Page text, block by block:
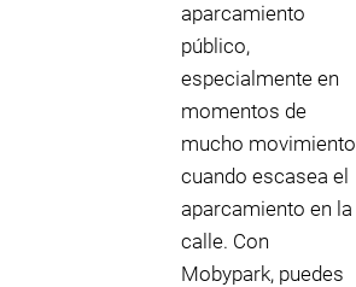
aparcamiento
público,
especialmente en
momentos de
mucho movimiento
cuando escasea el
aparcamiento en la
calle. Con
Mobypark, puedes